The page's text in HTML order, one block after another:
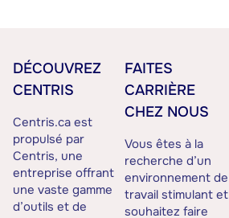
DÉCOUVREZ
CENTRIS
Centris.ca est
propulsé par
Centris, une
entreprise offrant
une vaste gamme
d’outils et de
FAITES
CARRIÈRE
CHEZ NOUS
Vous êtes à la
recherche d’un
environnement de
travail stimulant et
souhaitez faire